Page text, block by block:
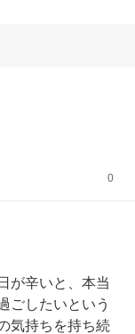
0
が辛いと、本当
ごしたいという
気持ちを持ち続